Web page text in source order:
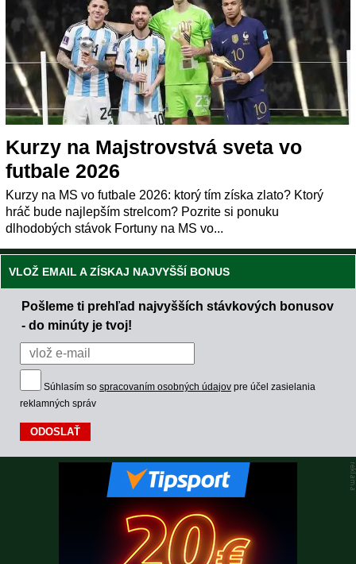
Kurzy na Majstrovstvá sveta vo
futbale 2026
Kurzy na MS vo futbale 2026: ktorý tím získa zlato? Ktorý
hráč bude najlepším strelcom? Pozrite si ponuku
dlhodobých stávok Fortuny na MS vo...
VLOŽ EMAIL A ZÍSKAJ NAJVYŠŠÍ BONUS
Pošleme ti prehľad najvyšších stávkových bonusov
- do minúty je tvoj!
Súhlasím so spracovaním osobných údajov pre účel zasielania
reklamných správ